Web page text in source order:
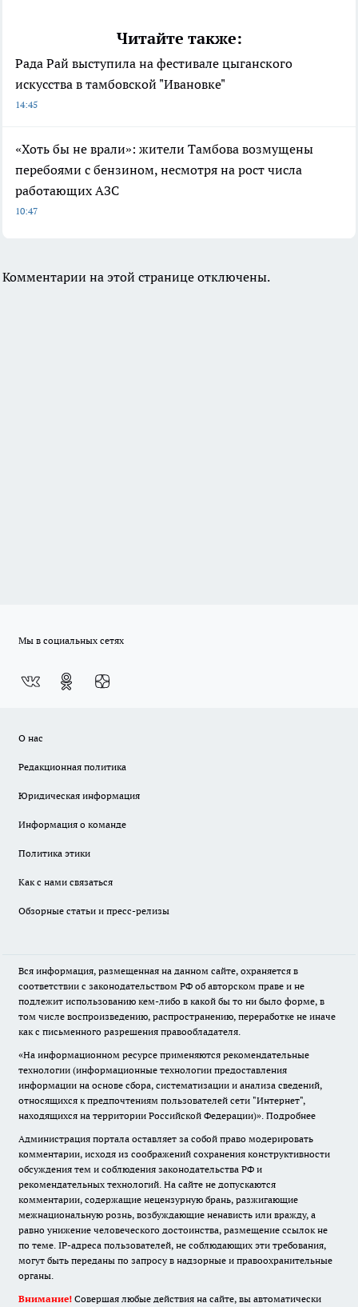
Читайте также:
Рада Рай выступила на фестивале цыганского
искусства в тамбовской "Ивановке"
14:45
«Хоть бы не врали»: жители Тамбова возмущены
перебоями с бензином, несмотря на рост числа
работающих АЗС
10:47
Комментарии на этой странице отключены.
Мы в социальных сетях
О нас
Редакционная политика
Юридическая информация
Информация о команде
Политика этики
Как с нами связаться
Обзорные статьи и пресс-релизы
Вся информация, размещенная на данном сайте, охраняется в
соответствии с законодательством РФ об авторском праве и не
подлежит использованию кем-либо в какой бы то ни было форме, в
том числе воспроизведению, распространению, переработке не иначе
как с письменного разрешения правообладателя.
«На информационном ресурсе применяются рекомендательные
технологии (информационные технологии предоставления
информации на основе сбора, систематизации и анализа сведений,
относящихся к предпочтениям пользователей сети "Интернет",
находящихся на территории Российской Федерации)». Подробнее
Администрация портала оставляет за собой право модерировать
комментарии, исходя из соображений сохранения конструктивности
обсуждения тем и соблюдения законодательства РФ и
рекомендательных технологий. На сайте не допускаются
комментарии, содержащие нецензурную брань, разжигающие
межнациональную рознь, возбуждающие ненависть или вражду, а
равно унижение человеческого достоинства, размещение ссылок не
по теме. IP-адреса пользователей, не соблюдающих эти требования,
могут быть переданы по запросу в надзорные и правоохранительные
органы.
Внимание! Совершая любые действия на сайте, вы автоматически